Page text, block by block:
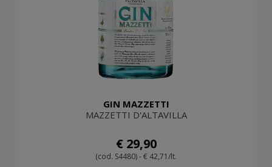
GIN MAZZETTI
MAZZETTI D'ALTAVILLA
€ 29,90
(cod. S4480) - € 42,71/lt.